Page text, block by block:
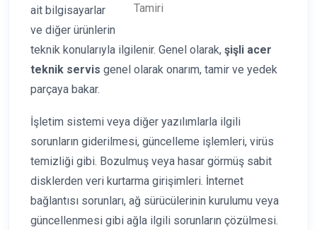
ait bilgisayarlar
ve diğer ürünlerin
teknik konularıyla ilgilenir. Genel olarak, şişli acer
teknik servis genel olarak onarım, tamir ve yedek
parçaya bakar.
İşletim sistemi veya diğer yazılımlarla ilgili
sorunların giderilmesi, güncelleme işlemleri, virüs
temizliği gibi. Bozulmuş veya hasar görmüş sabit
disklerden veri kurtarma girişimleri. İnternet
bağlantısı sorunları, ağ sürücülerinin kurulumu veya
güncellenmesi gibi ağla ilgili sorunların çözülmesi.